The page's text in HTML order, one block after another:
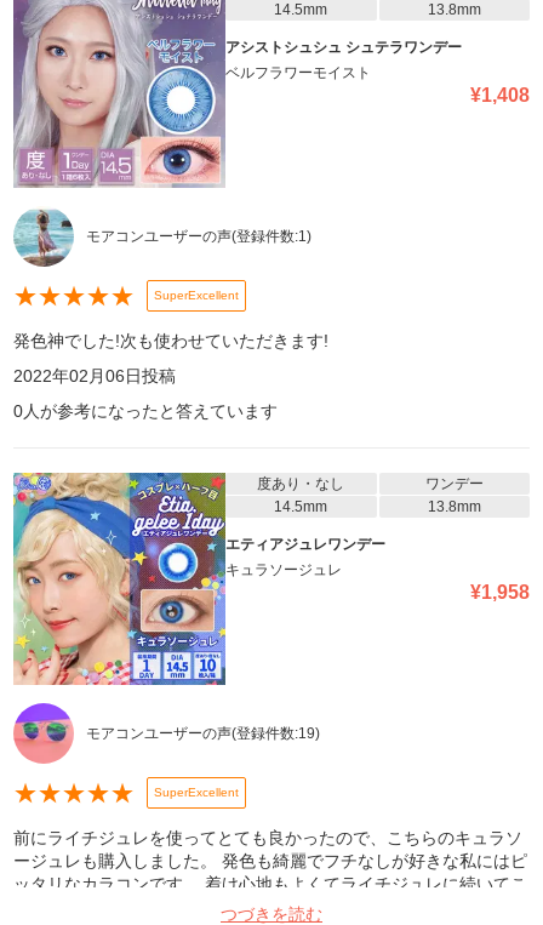
14.5mm 13.8mm
アシストシュシュ シュテラワンデー
ベルフラワーモイスト
¥1,408
モアコンユーザーの声(登録件数:1)
★★★★★ SuperExcellent
発色神でした!次も使わせていただきます!
2022年02月06日投稿
0人が参考になったと答えています
度あり・なし
ワンデー
14.5mm
13.8mm
エティアジュレワンデー
キュラソージュレ
¥1,958
モアコンユーザーの声(登録件数:19)
★★★★★ SuperExcellent
前にライチジュレを使ってとても良かったので、こちらのキュラソ
ージュレも購入しました。 発色も綺麗でフチなしが好きな私にはピ
ッタリなカラコンです。 着け心地もよくてライチジュレに続いてこ
つづきを読む